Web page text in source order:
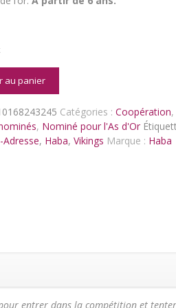
au panier
Catégories : Coopération,
, Nominé pour l'As d'Or
, Haba, Vikings Marque : Haba
entrer dans la compétition et